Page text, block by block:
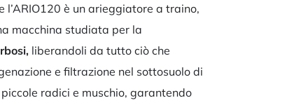
l’ARIO120 è un arieggiatore a traino,
macchina studiata per la
liberandoli da tutto ciò che
e filtrazione nel sottosuolo di
radici e muschio, garantendo